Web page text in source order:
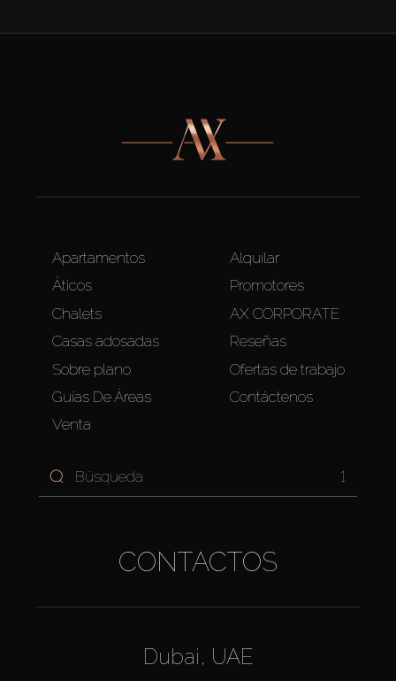
Apartamentos
Áticos
Chalets
Casas adosadas
Sobre plano
Guías De Áreas
Venta
Alquilar
Promotores
AX CORPORATE
Reseñas
Ofertas de trabajo
Contáctenos
1
CONTACTOS
Dubai, UAE